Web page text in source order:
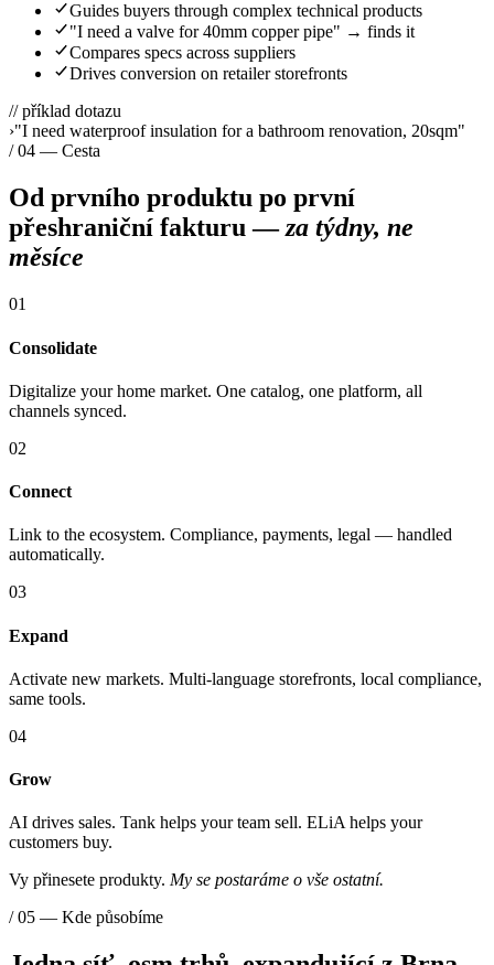
Guides buyers through complex technical products
"I need a valve for 40mm copper pipe" → finds it
Compares specs across suppliers
Drives conversion on retailer storefronts
// příklad dotazu
›"I need waterproof insulation for a bathroom renovation, 20sqm"
/ 04 — Cesta
Od prvního produktu po první
přeshraniční fakturu — za týdny, ne
měsíce
01
Consolidate
Digitalize your home market. One catalog, one platform, all
channels synced.
02
Connect
Link to the ecosystem. Compliance, payments, legal — handled
automatically.
03
Expand
Activate new markets. Multi-language storefronts, local compliance,
same tools.
04
Grow
AI drives sales. Tank helps your team sell. ELiA helps your
customers buy.
Vy přinesete produkty. My se postaráme o vše ostatní.
/ 05 — Kde působíme